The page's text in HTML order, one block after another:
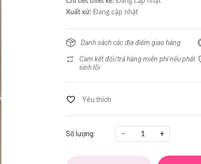
Xuất xứ: Đang cập nhật
Danh sách các địa điểm giao hàng
Cam kết đổi/trả hàng miễn phí nếu phát
sinh lỗi
Số lượng: - +